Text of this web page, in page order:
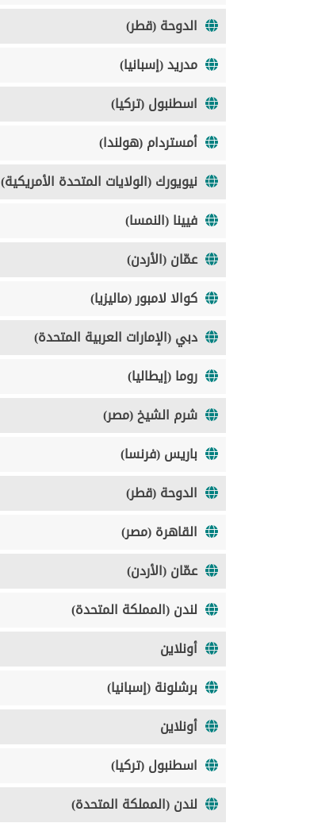
الدوحة (قطر)
مدريد (إسبانيا)
اسطنبول (تركيا)
أمستردام (هولندا)
نيويورك (الولايات المتحدة الأمريكية)
فيينا (النمسا)
عمّان (الأردن)
كوالا لامبور (ماليزيا)
دبي (الإمارات العربية المتحدة)
روما (إيطاليا)
شرم الشيخ (مصر)
باريس (فرنسا)
الدوحة (قطر)
القاهرة (مصر)
عمّان (الأردن)
لندن (المملكة المتحدة)
أونلاين
برشلونة (إسبانيا)
أونلاين
اسطنبول (تركيا)
لندن (المملكة المتحدة)